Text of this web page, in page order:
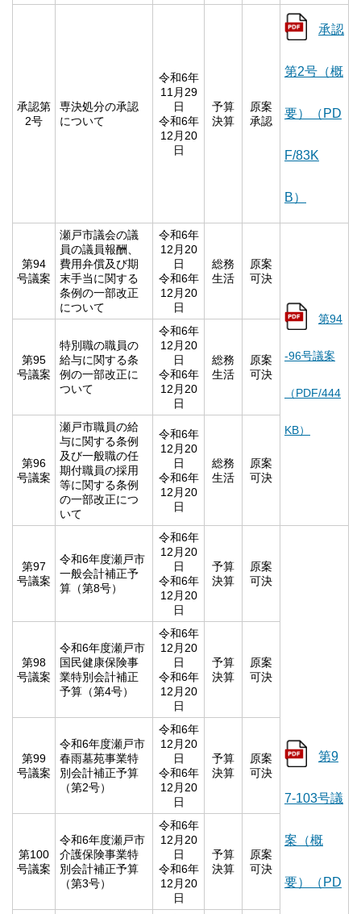
承認第
2号
専決処分の承認
について
令和6年
11月29
日
令和6年
12月20
日
予算
決算
原案
承認
承認
第2号（概
要）（PD
F/83K
B）
第94
号議案
瀬戸市議会の議
員の議員報酬、
費用弁償及び期
末手当に関する
条例の一部改正
について
令和6年
12月20
日
令和6年
12月20
日
総務
生活
原案
可決
第94
-96号議案
（PDF/444
KB）
第95
号議案
特別職の職員の
給与に関する条
例の一部改正に
ついて
令和6年
12月20
日
令和6年
12月20
日
総務
生活
原案
可決
第96
号議案
瀬戸市職員の給
与に関する条例
及び一般職の任
期付職員の採用
等に関する条例
の一部改正につ
いて
令和6年
12月20
日
令和6年
12月20
日
総務
生活
原案
可決
第97
号議案
令和6年度瀬戸市
一般会計補正予
算（第8号）
令和6年
12月20
日
令和6年
12月20
日
予算
決算
原案
可決
第9
7-103号議
案（概
要）（PD
第98
号議案
令和6年度瀬戸市
国民健康保険事
業特別会計補正
予算（第4号）
令和6年
12月20
日
令和6年
12月20
日
予算
決算
原案
可決
第99
号議案
令和6年度瀬戸市
春雨墓苑事業特
別会計補正予算
（第2号）
令和6年
12月20
日
令和6年
12月20
日
予算
決算
原案
可決
第100
号議案
令和6年度瀬戸市
介護保険事業特
別会計補正予算
（第3号）
令和6年
12月20
日
令和6年
12月20
日
予算
決算
原案
可決